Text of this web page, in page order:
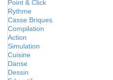
Point & Click
Rythme
Casse Briques
Compilation
Action
Simulation
Cuisine
Danse
Dessin